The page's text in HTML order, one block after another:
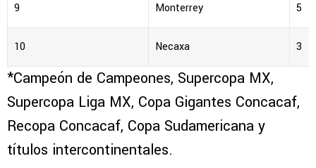
9 Monterrey 5
10 Necaxa 3
*Campeón de Campeones, Supercopa MX,
Supercopa Liga MX, Copa Gigantes Concacaf,
Recopa Concacaf, Copa Sudamericana y
títulos intercontinentales.